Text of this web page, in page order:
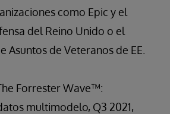
como Epic y el
del Reino Unido o el
Asuntos de Veteranos de EE.
Forrester Wave™:
multimodelo, Q3 2021,